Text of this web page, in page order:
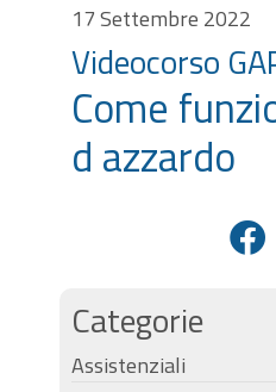
17 Settembre 2022
Videocorso
Come
d azzardo
Categorie
Assistenziali